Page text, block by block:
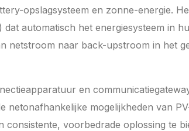
opslagsysteem en zonne-energie.
automatisch het energiesysteem in
netstroom naar back-upstroom in het
en
netonafhankelijke mogelijkheden van
consistente, voorbedrade oplossing te